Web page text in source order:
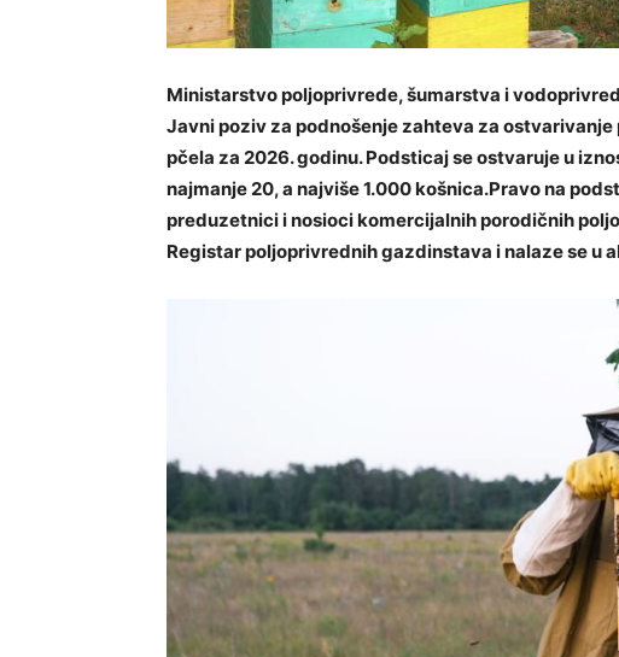
Ministarstvo poljoprivrede, šumarstva i
Javni poziv za podnošenje zahteva za
pčela za 2026. godinu. Podsticaj se ostvaruje u
najmanje 20, a najviše 1.000 košnica.Pravo na
preduzetnici i nosioci komercijalnih porodičnih
Registar poljoprivrednih gazdinstava i nalaze se u